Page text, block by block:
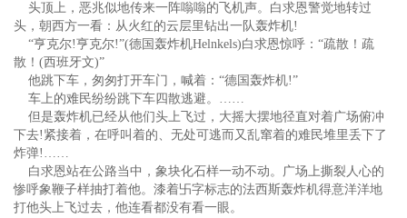
头顶上，恶兆似地传来一阵嗡嗡的飞机声。白求恩警觉地转过
头，朝西方一看：从火红的云层里钻出一队轰炸机!
“亨克尔!亨克尔!”(德国轰炸机Helnkels)白求恩惊呼：“疏散！疏
散！(西班牙文)”
他跳下车，匆匆打开车门，喊着：“德国轰炸机!”
车上的难民纷纷跳下车四散逃避。……
但是轰炸机已经从他们头上飞过，大摇大摆地径直对着广场俯冲
下去!紧接着，在呼叫着的、无处可逃而又乱窜着的难民堆里丢下了
炸弹!……
白求恩站在公路当中，象块化石样一动不动。广场上撕裂人心的
惨呼象鞭子样抽打着他。漆着卐字标志的法西斯轰炸机得意洋洋地
打他头上飞过去，他连看都没有看一眼。